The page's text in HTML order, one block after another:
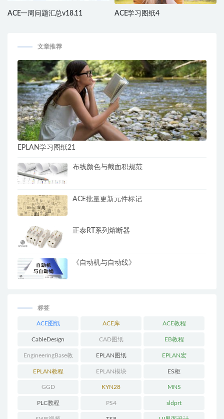
ACE一周问题汇总v18.11 ACE学习图纸4
文章推荐
EPLAN学习图纸21
布线颜色与截面积规范
ACE批量更新元件标记
正泰RT系列熔断器
《自动机与自动线》
标签
ACE图纸 ACE库 ACE教程
CableDesign CAD图纸 EB教程
EngineeringBase教
程
EPLAN图纸 EPLAN宏
EPLAN教程 EPLAN模块 ES柜
GGD KYN28 MNS
PLC教程 PS4 sldprt